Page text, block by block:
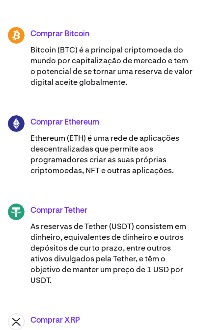
BTC Comprar Bitcoin
Bitcoin (BTC) é a principal criptomoeda do
mundo por capitalização de mercado e tem
o potencial de se tornar uma reserva de valor
digital aceite globalmente.
ETH Comprar Ethereum
Ethereum (ETH) é uma rede de aplicações
descentralizadas que permite aos
programadores criar as suas próprias
criptomoedas, NFT e outras aplicações.
USDT Comprar Tether
As reservas de Tether (USDT) consistem em
dinheiro, equivalentes de dinheiro e outros
depósitos de curto prazo, entre outros
ativos divulgados pela Tether, e têm o
objetivo de manter um preço de 1 USD por
USDT.
XRP Comprar XRP